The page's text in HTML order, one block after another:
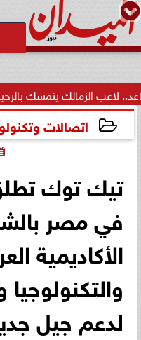
يتمسك بالرحيل ويُلوّح
اتصالات
في مصر
الأكاديمية
لدعم جيل